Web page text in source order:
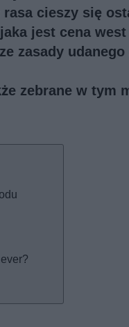
cieszy się
jest cena
zasady udanego
zebrane w tym